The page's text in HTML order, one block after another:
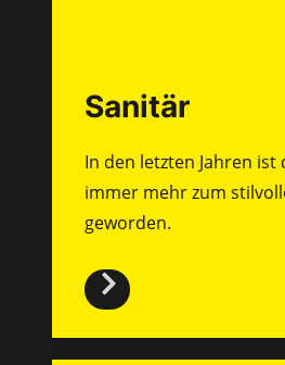
Sanitär
In den letzten Jahren ist
immer mehr zum
geworden.